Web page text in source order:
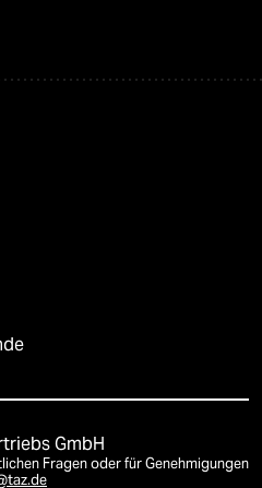
GmbH
Fragen oder für Genehmigungen